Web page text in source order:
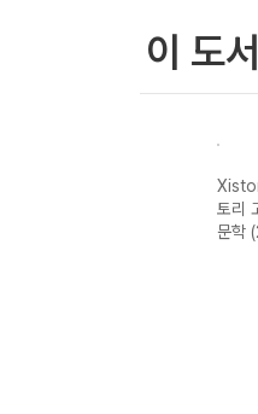
이 도
토리
문학